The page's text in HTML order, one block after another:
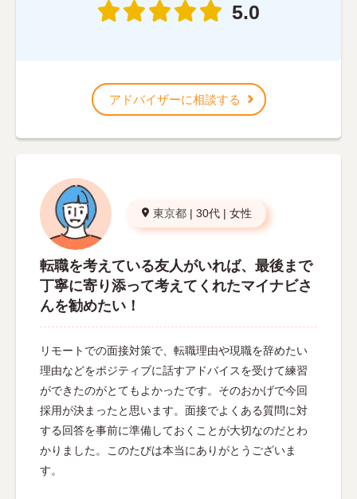
5.0
アドバイザーに相談する
東京都 | 30代 | 女性
転職を考えている友人がいれば、最後まで
丁寧に寄り添って考えてくれたマイナビさ
んを勧めたい！
リモートでの面接対策で、転職理由や現職を辞めたい
理由などをポジティブに話すアドバイスを受けて練習
ができたのがとてもよかったです。そのおかげで今回
採用が決まったと思います。面接でよくある質問に対
する回答を事前に準備しておくことが大切なのだとわ
かりました。このたびは本当にありがとうございま
す。